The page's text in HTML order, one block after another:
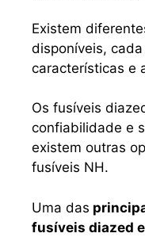
Existem
disponíveis,
características e
Os fusíveis
confiabilidade e
existem outras
fusíveis NH.
Uma das
fusíveis diazed